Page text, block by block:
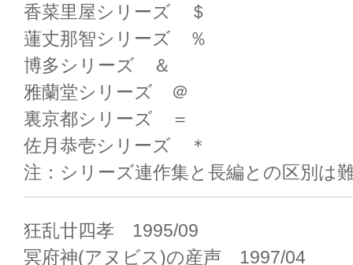
香菜里屋シリーズ ＄
蓮丈那智シリーズ ％
博多シリーズ ＆
雅蘭堂シリーズ ＠
裏京都シリーズ ＝
佐月恭壱シリーズ ＊
注：シリーズ連作集と長編との区別は
狂乱廿四孝 1995/09
冥府神(アヌビス)の産声 1997/04